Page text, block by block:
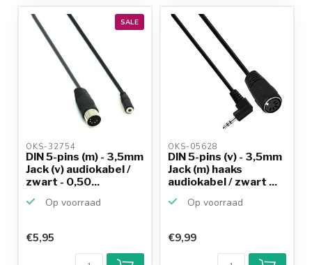
productkennis
SALE
OKS-32754
DIN 5-pins (m) - 3,5mm
Jack (v) audiokabel /
zwart - 0,50...
Op voorraad
€5,95
OKS-05628
DIN 5-pins (v) - 3,5mm
Jack (m) haaks
audiokabel / zwart ...
Op voorraad
€9,99